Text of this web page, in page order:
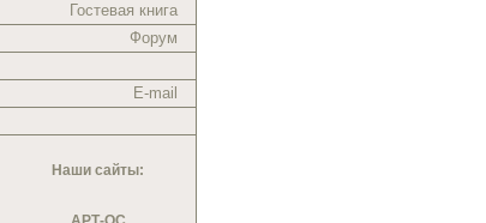
Гостевая книга
Форум
E-mail
Наши сайты: